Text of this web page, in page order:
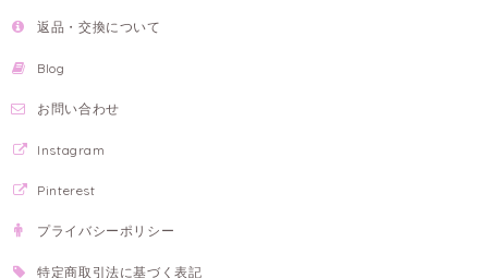
返品・交換について
Blog
お問い合わせ
Instagram
Pinterest
プライバシーポリシー
特定商取引法に基づく表記